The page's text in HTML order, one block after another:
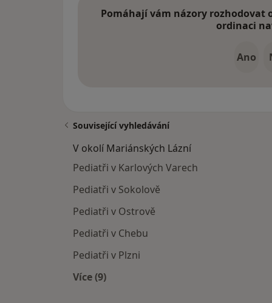
Pomáhají vám názory rozhodovat
ordinaci
Ano
Související vyhledávání
V okolí Mariánských Lázní
Pediatři v Karlových Varech
Pediatři v Sokolově
Pediatři v Ostrově
Pediatři v Chebu
Pediatři v Plzni
Více (9)